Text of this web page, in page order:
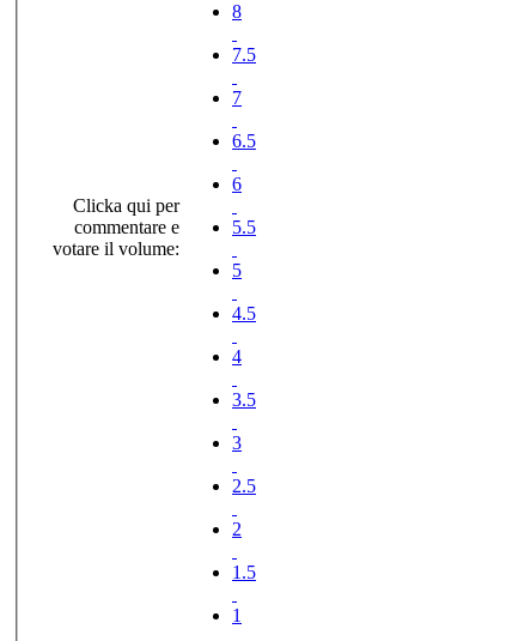
Clicka qui per
commentare e
votare il volume:
8
7.5
7
6.5
6
5.5
5
4.5
4
3.5
3
2.5
2
1.5
1